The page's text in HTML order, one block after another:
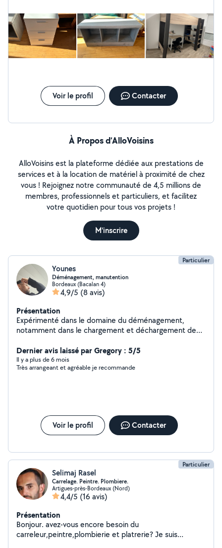
canapés, tapis ou intérieur de voiture avec une
shampouineuse bissell Location: 1j - 30 / la demie
journée 15
Voir le profil Contacter
À Propos d’AlloVoisins
AlloVoisins est la plateforme dédiée aux prestations de
services et à la location de matériel à proximité de chez
vous ! Rejoignez notre communauté de 4,5 millions de
membres, professionnels et particuliers, et facilitez
votre quotidien pour tous vos projets !
M'inscrire
Particulier
Younes
Déménagement, manutention
Bordeaux (Bacalan 4)
4,9/5 (8 avis)
Présentation
Expérimenté dans le domaine du déménagement,
notamment dans le chargement et déchargement de
d'animaux, tonte pelouse petite quantité Au plaisir de
vous aider !
Dernier avis laissé par Gregory : 5/5
Il y a plus de 6 mois
Très arrangeant et agréable je recommande
Voir le profil Contacter
Particulier
Selimaj Rasel
Carrelage. Peintre. Plombiere.
Artigues-près-Bordeaux (Nord)
4,4/5 (16 avis)
Présentation
Bonjour. avez-vous encore besoin du
carreleur,peintre,plombierie et platrerie? Je suis